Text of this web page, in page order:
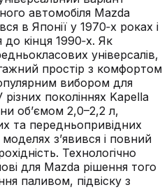
автомобіля Mazda
в Японії у 1970‑х роках і
кінця 1990‑х. Як
універсалів,
простір з комфортом
вибором для
поколіннях Kapella
об’ємом 2,0–2,2 л,
та передньопривідних
моделях з’явився і повний
Технологічно
для Mazda рішення того
паливом, підвіску з